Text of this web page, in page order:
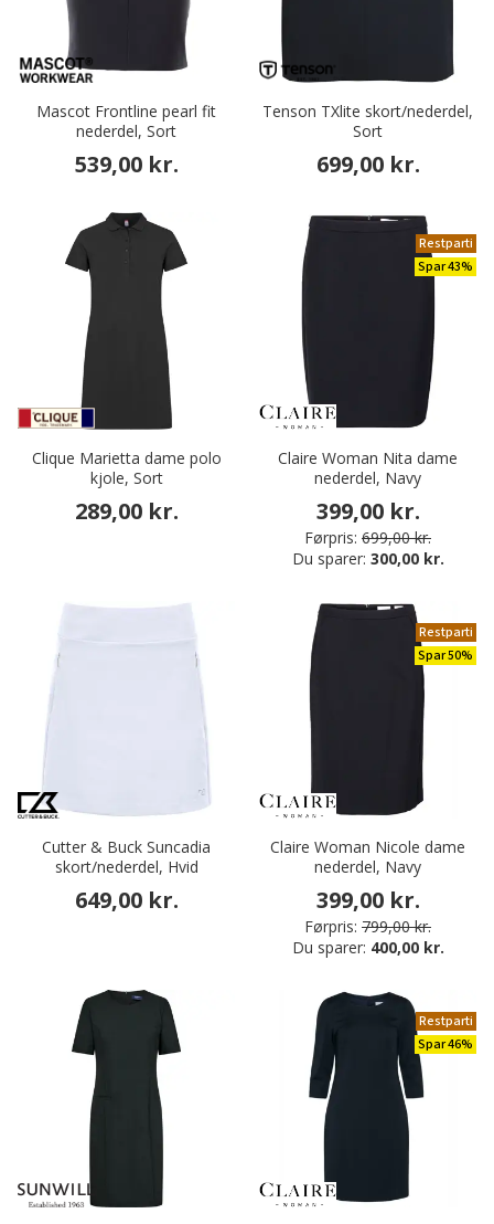
Mascot Frontline pearl fit
nederdel, Sort
539,00 kr.
Tenson TXlite skort/nederdel,
Sort
699,00 kr.
Clique Marietta dame polo
kjole, Sort
289,00 kr.
Restparti
Spar 43%
Claire Woman Nita dame
nederdel, Navy
399,00 kr.
Førpris: 699,00 kr.
Du sparer: 300,00 kr.
Cutter & Buck Suncadia
skort/nederdel, Hvid
649,00 kr.
Restparti
Spar 50%
Claire Woman Nicole dame
nederdel, Navy
399,00 kr.
Førpris: 799,00 kr.
Du sparer: 400,00 kr.
Restparti
Spar 46%